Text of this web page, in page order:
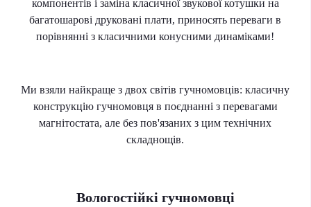
компонентів і заміна класичної звукової котушки на
багатошарові друковані плати, приносять переваги в
порівнянні з класичними конусними динаміками!
Ми взяли найкраще з двох світів гучномовців: класичну
конструкцію гучномовця в поєднанні з перевагами
магнітостата, але без пов'язаних з цим технічних
складнощів.
Вологостійкі гучномовці